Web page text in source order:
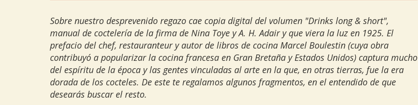
Sobre nuestro desprevenido regazo cae copia digital del volumen "Drinks long & short",
manual de coctelería de la firma de Nina Toye y A. H. Adair y que viera la luz en 1925. El
prefacio del chef, restauranteur y autor de libros de cocina Marcel Boulestin (cuya obra
contribuyó a popularizar la cocina francesa en Gran Bretaña y Estados Unidos) captura mucho
del espíritu de la época y las gentes vinculadas al arte en la que, en otras tierras, fue la era
dorada de los cocteles. De este te regalamos algunos fragmentos, en el entendido de que
desearás buscar el resto.